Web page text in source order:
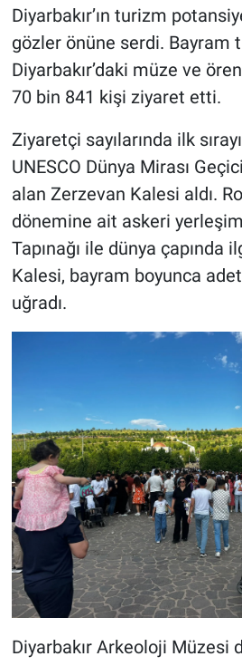
Diyarbakır’ın turizm
gözler önüne serdi. Bayram
Diyarbakır’daki müze ve
70 bin 841 kişi ziyaret etti.
Ziyaretçi sayılarında ilk
UNESCO Dünya Mirası
alan Zerzevan Kalesi aldı.
dönemine ait askeri
Tapınağı ile dünya çapında
Kalesi, bayram boyunca
uğradı.
Diyarbakır Arkeoloji Müzesi